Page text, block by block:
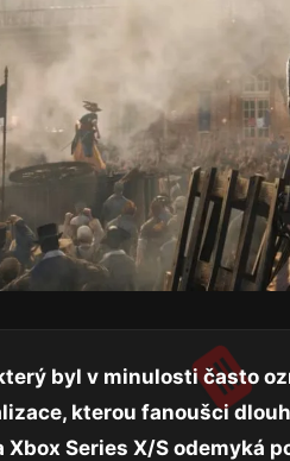
byl v minulosti často
kterou fanoušci
Series X/S odemyká